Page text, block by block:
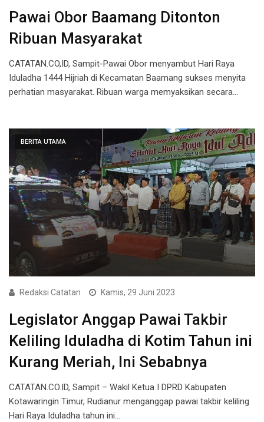
Pawai Obor Baamang Ditonton
Ribuan Masyarakat
CATATAN.CO,ID, Sampit-Pawai Obor menyambut Hari Raya
Iduladha 1444 Hijriah di Kecamatan Baamang sukses menyita
perhatian masyarakat. Ribuan warga memyaksikan secara…
BERITA UTAMA
Redaksi Catatan Kamis, 29 Juni 2023
Legislator Anggap Pawai Takbir
Keliling Iduladha di Kotim Tahun ini
Kurang Meriah, Ini Sebabnya
CATATAN.CO.ID, Sampit – Wakil Ketua I DPRD Kabupaten
Kotawaringin Timur, Rudianur menganggap pawai takbir keliling
Hari Raya Iduladha tahun ini…